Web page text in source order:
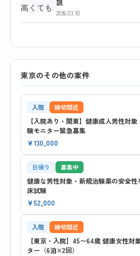
説
2026.03.10
東京のその他の案件
入院 締切間近
【入院あり・関東】健康成人男性対
験モニター緊急募集
¥130,000
日帰り 募集中
健康な男性対象・新規治験薬の安全
床試験
¥52,000
入院 締切間近
【東京・入院】45〜64歳 健康女性対
ター（6泊×2回）